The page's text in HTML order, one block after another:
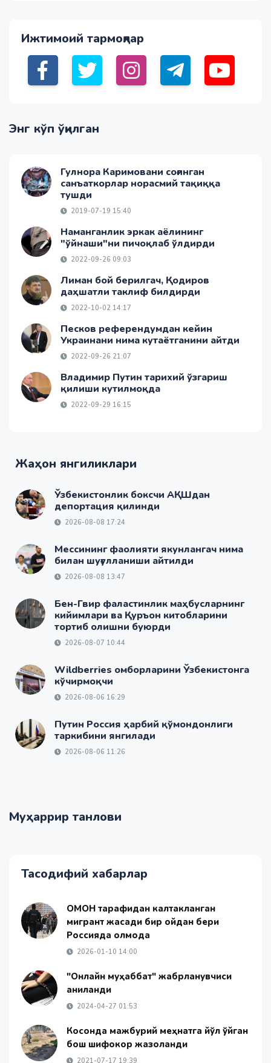
Ижтимоий тармоқлар
Энг кўп ўқилган
Гулнора Каримовани соғинган
санъаткорлар норасмий тақиққа
тушди
2019-07-19 15:40
Наманганлик эркак аёлининг
"ўйнаши"ни пичоқлаб ўлдирди
2022-09-26 09:03
Лиман бой берилгач, Қодиров
даҳшатли таклиф билдирди
2022-10-02 14:17
Песков референдумдан кейин
Украинани нима кутаётганини айтди
2022-09-26 21:07
Владимир Путин тарихий ўзгариш
қилиши кутилмоқда
2022-09-29 16:15
Жаҳон янгиликлари
Ўзбекистонлик боксчи АҚШдан
депортация қилинди
2026-08-08 17:24
Мессининг фаолияти якунлангач нима
билан шуғулланиши айтилди
2026-08-08 13:47
Бен-Гвир фаластинлик маҳбусларнинг
кийимлари ва Қуръон китобларини
тортиб олишни буюрди
2026-08-07 10:44
Wildberries омборларини Ўзбекистонга
кўчирмоқчи
2026-08-06 16:29
Путин Россия ҳарбий қўмондонлиги
таркибини янгилади
2026-08-06 11:26
Муҳаррир танлови
Тасодифий хабарлар
ОМОН тарафидан калтакланган
мигрант жасади бир ойдан бери
Россияда қолмоқда
2026-01-10 14:00
"Онлайн муҳаббат" жабрланувчиси
аниқланди
2024-04-27 01:53
Косонда мажбурий меҳнатга йўл қўйган
бош шифокор жазоланди
2021-07-17 19:39